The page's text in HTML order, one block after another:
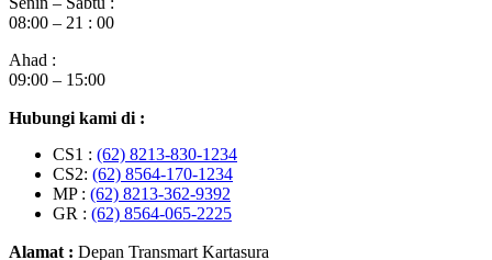
08:00 – 21 : 00
Ahad :
09:00 – 15:00
Hubungi kami di :
CS1 : (62) 8213-830-1234
CS2: (62) 8564-170-1234
MP : (62) 8213-362-9392
GR : (62) 8564-065-2225
Alamat : Depan Transmart Kartasura